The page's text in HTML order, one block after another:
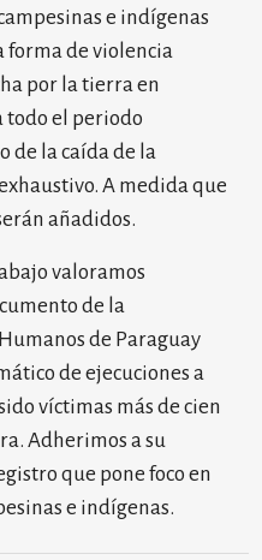
e indígenas
forma de violencia
por la tierra en
todo el periodo
de la caída de la
A medida que
añadidos.
valoramos
de la
de Paraguay
de ejecuciones a
víctimas más de cien
Adherimos a su
que pone foco en
e indígenas.